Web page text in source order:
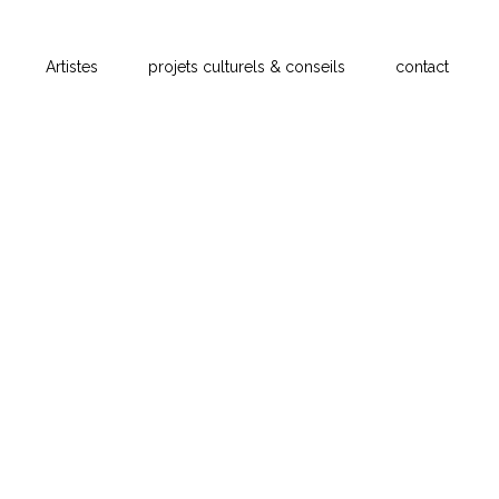
Artistes projets culturels & conseils contact